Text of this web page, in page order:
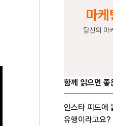
함께 읽으면 좋
인스타 피드에
유행이라고요?